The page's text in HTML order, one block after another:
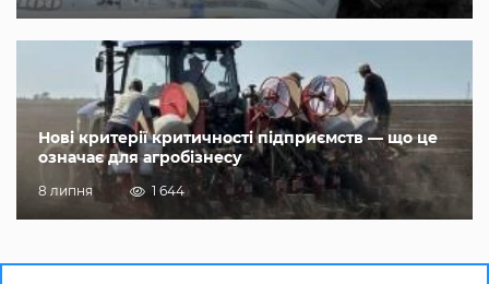
Нові критерії критичності підприємств — що це
означає для агробізнесу
8 липня 1 644